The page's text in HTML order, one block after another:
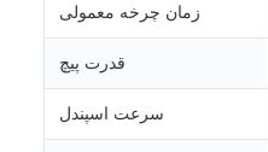
زمان چرخه معمولی
قدرت پیچ
سرعت اسپندل